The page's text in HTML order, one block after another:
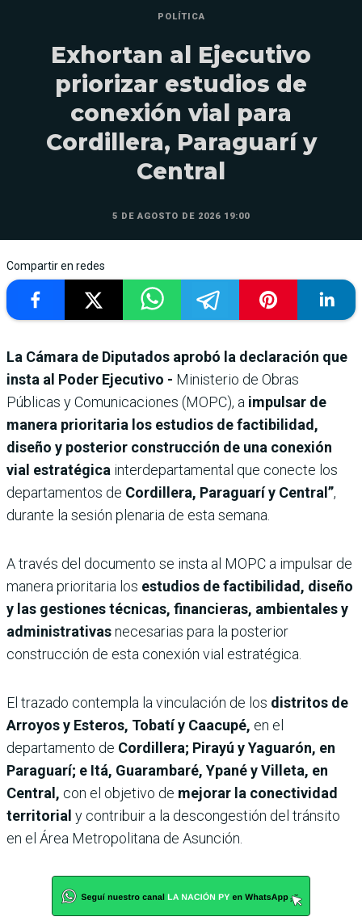
POLÍTICA
Exhortan al Ejecutivo
priorizar estudios de
conexión vial para
Cordillera, Paraguarí y
Central
5 DE AGOSTO DE 2026 19:00
Compartir en redes
La Cámara de Diputados aprobó la declaración que
insta al Poder Ejecutivo - Ministerio de Obras
Públicas y Comunicaciones (MOPC), a impulsar de
manera prioritaria los estudios de factibilidad,
diseño y posterior construcción de una conexión
vial estratégica interdepartamental que conecte los
departamentos de Cordillera, Paraguarí y Central”,
durante la sesión plenaria de esta semana.
A través del documento se insta al MOPC a impulsar de
manera prioritaria los estudios de factibilidad, diseño
y las gestiones técnicas, financieras, ambientales y
administrativasnecesarias para la posterior
construcción de esta conexión vial estratégica.
El trazado contempla la vinculación de los distritos de
Arroyos y Esteros, Tobatí y Caacupé, en el
departamento de Cordillera; Pirayú y Yaguarón, en
Paraguarí; e Itá, Guarambaré, Ypané y Villeta, en
Central, con el objetivo de mejorar la conectividad
territorial y contribuir a la descongestión del tránsito
en el Área Metropolitana de Asunción.